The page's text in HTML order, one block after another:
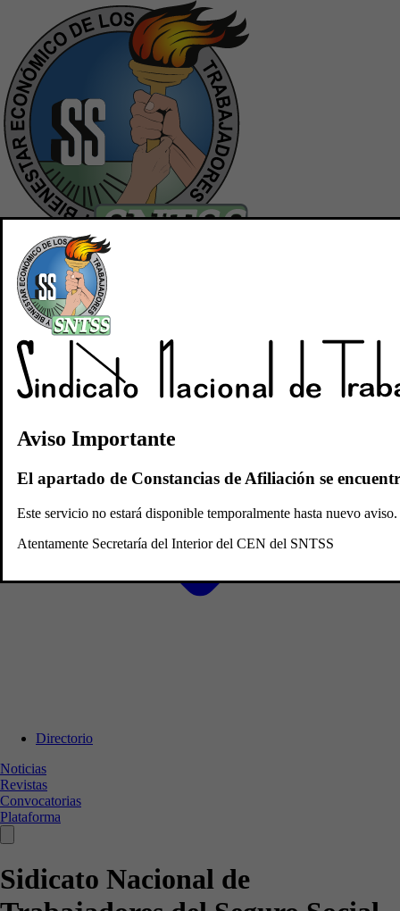
Inicio
Quiénes Somos
Directorio
Noticias
Revistas
Convocatorias
Plataforma
Sidicato Nacional de
Aviso Importante
El apartado de Constancias de Afiliación se
Este servicio no estará disponible temporalmente hasta nuevo
Atentamente Secretaría del Interior del CEN del SNTSS